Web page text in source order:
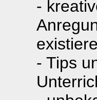
-
- Tips